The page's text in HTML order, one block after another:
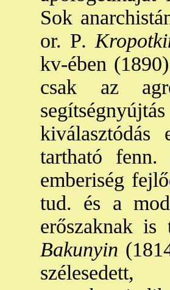
Sok
or. P.
kv-ében
csak az
tartható fenn.
emberiség
tud. és a
erőszaknak
Bakunyin